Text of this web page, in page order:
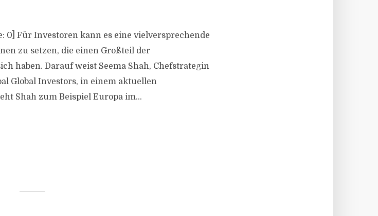
0] Für Investoren kann es eine vielversprechende
zu setzen, die einen Großteil der
haben. Darauf weist Seema Shah, Chefstrategin
Global Investors, in einem aktuellen
Shah zum Beispiel Europa im...